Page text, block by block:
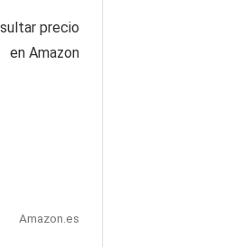
precio
en Amazon
Amazon.es